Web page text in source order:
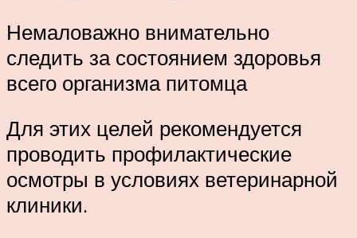
Немаловажно внимательно
следить за состоянием здоровья
всего организма питомца
Для этих целей рекомендуется
проводить профилактические
осмотры в условиях ветеринарной
клиники.